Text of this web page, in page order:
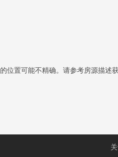
位置可能不精确。请参考房源描述获